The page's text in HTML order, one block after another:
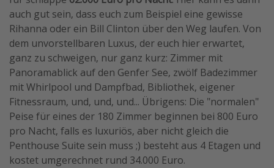
auch gut sein, dass euch zum Beispiel eine gewisse
Rihanna oder ein Bill Clinton über den Weg laufen. Von
dem unvorstellbaren Luxus, der euch hier erwartet,
ganz zu schweigen, nur ganz kurz: Zimmer mit
Panoramablick auf den Genfer See, zwölf Badezimmer
mit Whirlpool und Dampfbad, Bibliothek, eigener
Fitnessraum, und, und, und... Übrigens: Die "normalen"
Peise für eines der 180 Zimmer beginnen bei 800 Euro
pro Nacht, falls es luxuriös, aber nicht gleich die
Penthouse Suite sein muss ;) besteht aus 4 Etagen und
kostet umgerechnet rund 34.000 Euro.